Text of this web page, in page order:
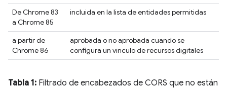
De Chrome 83
a Chrome 85
incluida en la lista de entidades permitidas
a partir de
Chrome 86
aprobada o no aprobada cuando se
configura un vínculo de recursos digitales
Tabla 1: Filtrado de encabezados de CORS que no están